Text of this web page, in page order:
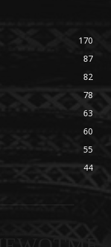
170
87
82
78
63
60
55
44